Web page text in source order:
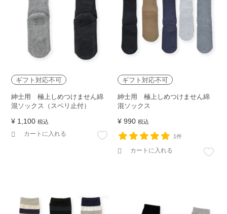
ギフト対応不可
紳士用 極上しめつけません綿
混ソックス（スベリ止付）
¥ 1,100 税込
カートに入れる
ギフト対応不可
紳士用 極上しめつけません綿
混ソックス
¥ 990 税込
1件
カートに入れる